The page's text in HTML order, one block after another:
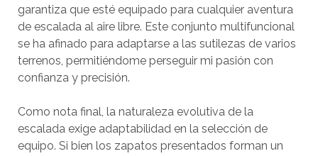
garantiza que esté equipado para cualquier aventura
de escalada al aire libre. Este conjunto multifuncional
se ha afinado para adaptarse a las sutilezas de varios
terrenos, permitiéndome perseguir mi pasión con
confianza y precisión.
Como nota final, la naturaleza evolutiva de la
escalada exige adaptabilidad en la selección de
equipo. Si bien los zapatos presentados forman un